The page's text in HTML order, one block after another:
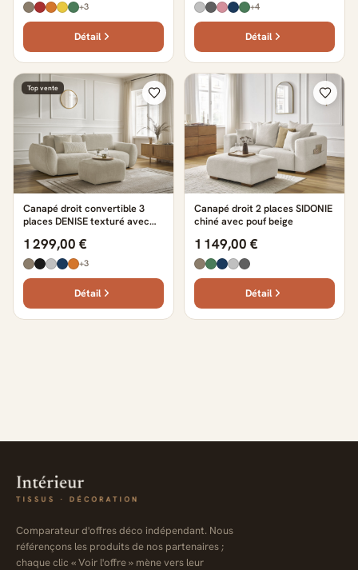
+3
Détail
+4
Détail
Top vente
Canapé droit convertible 3
places DENISE texturé avec
1 299,00 €
+3
Détail
Canapé droit 2 places SIDONIE
chiné avec pouf beige
1 149,00 €
Détail
Comparateur d'offres déco indépendant. Nous
référençons les produits de nos partenaires ;
chaque clic « Voir l'offre » mène vers leur